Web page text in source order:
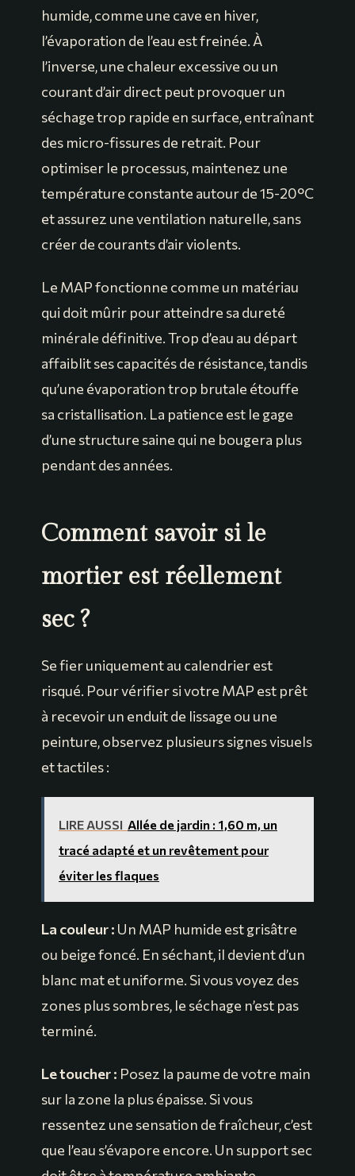
humide, comme une cave en hiver,
l’évaporation de l’eau est freinée. À
l’inverse, une chaleur excessive ou un
courant d’air direct peut provoquer un
séchage trop rapide en surface, entraînant
des micro-fissures de retrait. Pour
optimiser le processus, maintenez une
température constante autour de 15-20°C
et assurez une ventilation naturelle, sans
créer de courants d’air violents.
Le MAP fonctionne comme un matériau
qui doit mûrir pour atteindre sa dureté
minérale définitive. Trop d’eau au départ
affaiblit ses capacités de résistance, tandis
qu’une évaporation trop brutale étouffe
sa cristallisation. La patience est le gage
d’une structure saine qui ne bougera plus
pendant des années.
Comment savoir si le
mortier est réellement
sec ?
Se fier uniquement au calendrier est
risqué. Pour vérifier si votre MAP est prêt
à recevoir un enduit de lissage ou une
peinture, observez plusieurs signes visuels
et tactiles :
LIRE AUSSI Allée de jardin : 1,60 m, un
tracé adapté et un revêtement pour
éviter les flaques
La couleur : Un MAP humide est grisâtre
ou beige foncé. En séchant, il devient d’un
blanc mat et uniforme. Si vous voyez des
zones plus sombres, le séchage n’est pas
terminé.
Le toucher : Posez la paume de votre main
sur la zone la plus épaisse. Si vous
ressentez une sensation de fraîcheur, c’est
que l’eau s’évapore encore. Un support sec